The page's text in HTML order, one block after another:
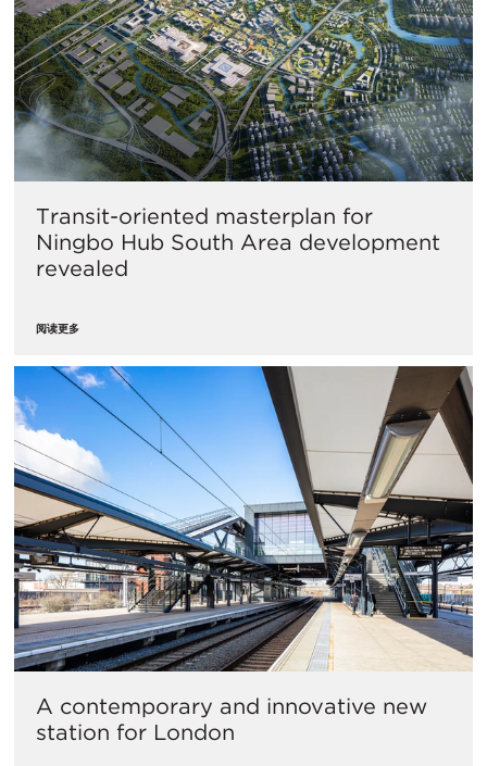
Transit-oriented masterplan for
Ningbo Hub South Area development
revealed
阅读更多
A contemporary and innovative new
station for London